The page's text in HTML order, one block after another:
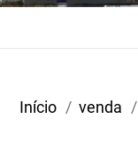
Início venda